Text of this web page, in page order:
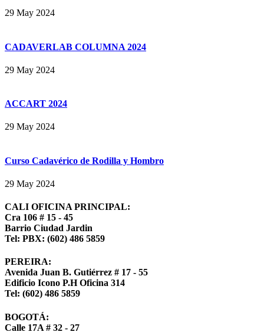
29 May 2024
CADAVERLAB COLUMNA 2024
29 May 2024
ACCART 2024
29 May 2024
Curso Cadavérico de Rodilla y Hombro
29 May 2024
CALI OFICINA PRINCIPAL:
Cra 106 # 15 - 45
Barrio Ciudad Jardin
Tel: PBX: (602) 486 5859
PEREIRA:
Avenida Juan B. Gutiérrez # 17 - 55
Edificio Icono P.H Oficina 314
Tel: (602) 486 5859
BOGOTÁ:
Calle 17A # 32 - 27